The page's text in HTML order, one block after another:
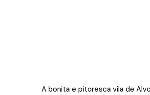
A bonita e pitoresca vila de